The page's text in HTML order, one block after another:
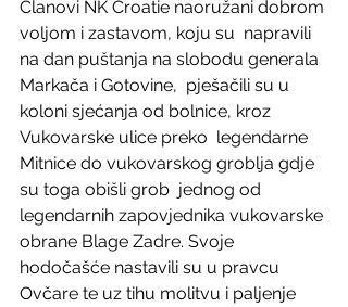
Članovi NK Croatie naoružani dobrom
voljom i zastavom, koju su  napravili
na dan puštanja na slobodu generala
Markača i Gotovine,  pješačili su u
koloni sjećanja od bolnice, kroz
Vukovarske ulice preko  legendarne
Mitnice do vukovarskog groblja gdje
su toga obišli grob  jednog od
legendarnih zapovjednika vukovarske
obrane Blage Zadre. Svoje
hodočašće nastavili su u pravcu
Ovčare te uz tihu molitvu i paljenje